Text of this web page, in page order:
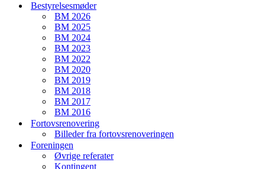
Bestyrelsesmøder
BM 2026
BM 2025
BM 2024
BM 2023
BM 2022
BM 2020
BM 2019
BM 2018
BM 2017
BM 2016
Fortovsrenovering
Billeder fra fortovsrenoveringen
Foreningen
Øvrige referater
Kontingent